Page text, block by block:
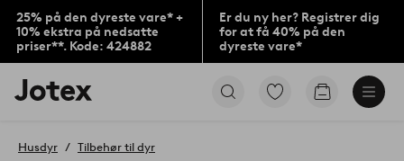
25% på den dyreste vare* +
10% ekstra på nedsatte
priser**. Kode: 424882
Er du ny her? Registrer dig
for at få 40% på den
dyreste vare*
Jotex
logo
til
Gå
Gå
Husdyr Tilbehør til dyr